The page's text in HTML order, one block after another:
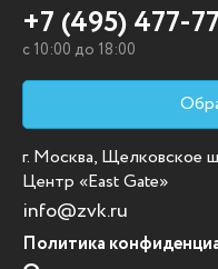
+7 (495) 477-
c 10:00 до 18:00
г. Москва, Щелковское
Центр «East Gate»
info@zvk.ru
Политика